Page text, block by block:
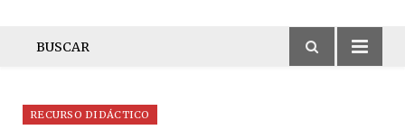
BUSCAR
RECURSO DIDÁCTICO